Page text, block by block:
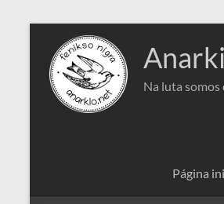
conteúdo
Na luta somos
Página